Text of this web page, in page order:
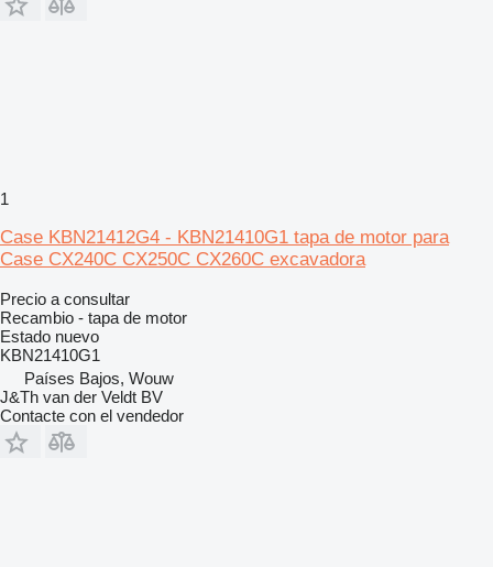
1
Case KBN21412G4 - KBN21410G1 tapa de motor para
Case CX240C CX250C CX260C excavadora
Precio a consultar
Recambio - tapa de motor
Estado nuevo
KBN21410G1
Países Bajos, Wouw
J&Th van der Veldt BV
Contacte con el vendedor